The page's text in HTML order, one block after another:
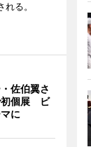
る。
佐伯翼さ
初個展 ビ
に